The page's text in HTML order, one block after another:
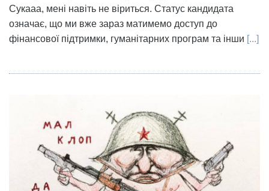
Сукааа, мені навіть не віриться. Статус кандидата
означає, що ми вже зараз матимемо доступ до
фінансової підтримки, гуманітарних програм та інши [...]